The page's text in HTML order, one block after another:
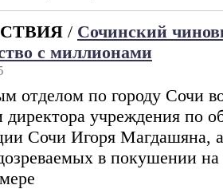
/ Сочинский
с миллионами
отделом по городу Сочи
учреждения по
Сочи Игоря Магдашяна,
в покушении